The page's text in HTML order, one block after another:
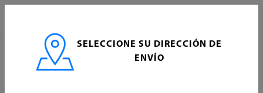
HOGAR
SELECCIONE SU DIRECCIÓN DE
ENVÍO